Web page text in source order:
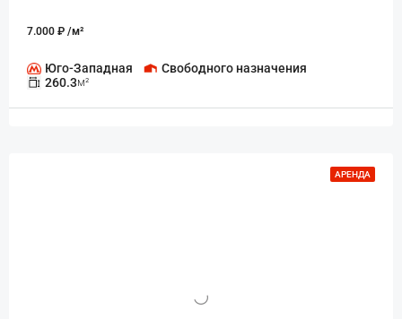
7.000 ₽ /м²
Юго-Западная
Свободного назначения
260.3м²
АРЕНДА